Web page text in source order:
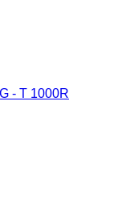
- T 1000R